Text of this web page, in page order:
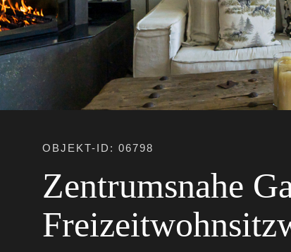
OBJEKT-ID: 06798
Zentrumsnahe